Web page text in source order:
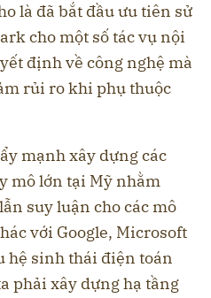
là đã bắt đầu ưu tiên sử
cho một số tác vụ nội
định về công nghệ mà
rủi ro khi phụ thuộc
mạnh xây dựng các
mô lớn tại Mỹ nhằm
suy luận cho các mô
với Google, Microsoft
hệ sinh thái điện toán
phải xây dựng hạ tầng